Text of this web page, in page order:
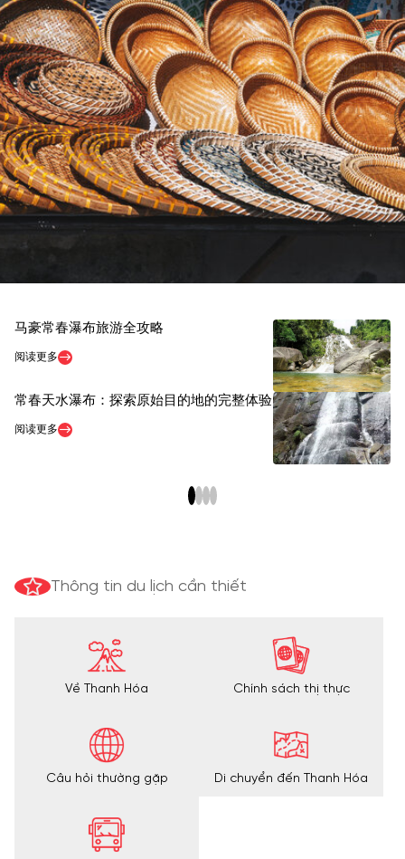
马豪常春瀑布旅游全攻略
阅读更多
常春天水瀑布：探索原始目的地的完整体验
阅读更多
Thông tin du lịch cần thiết
Về Thanh Hóa Chính sách thị thực
Câu hỏi thường gặp Di chuyển đến Thanh Hóa